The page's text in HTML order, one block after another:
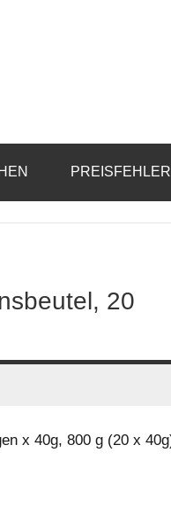
20
x 40g, 800 g (20 x